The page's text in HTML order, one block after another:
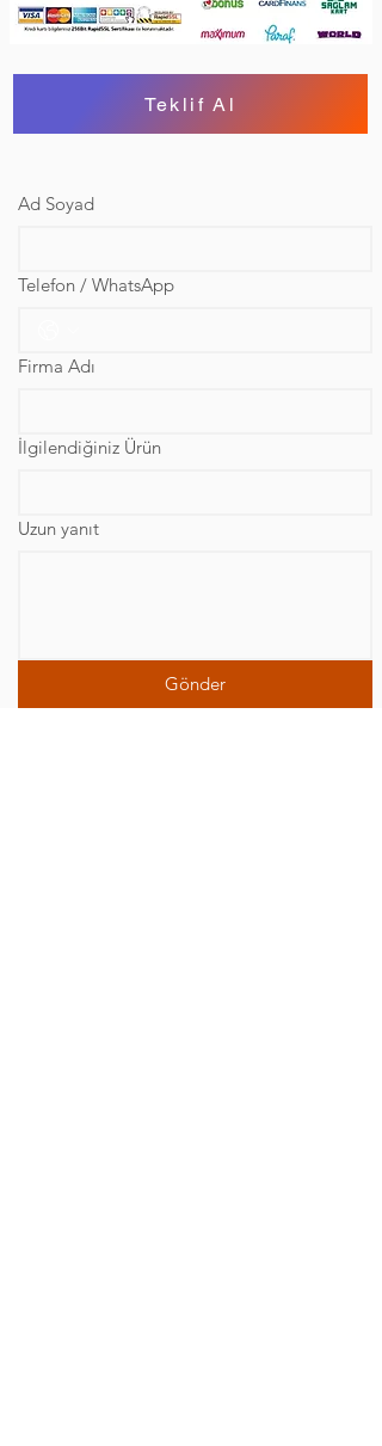
Teklif Al
Ad Soyad
Telefon / WhatsApp
Firma Adı
İlgilendiğiniz Ürün
Uzun yanıt
Gönder